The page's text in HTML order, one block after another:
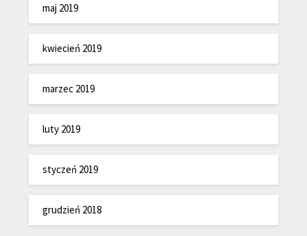
maj 2019
kwiecień 2019
marzec 2019
luty 2019
styczeń 2019
grudzień 2018